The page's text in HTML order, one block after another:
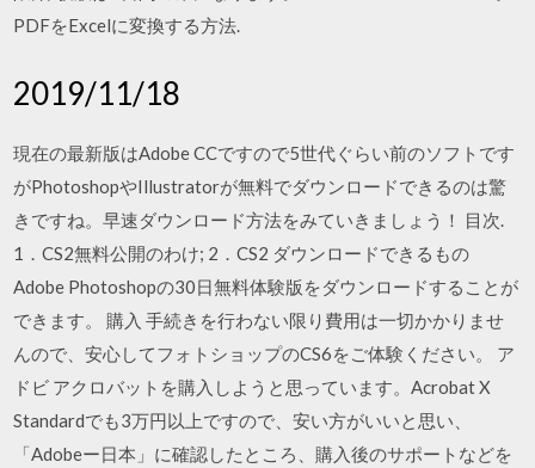
PDFをExcelに変換する方法.
2019/11/18
現在の最新版はAdobe CCですので5世代ぐらい前のソフトです
がPhotoshopやIllustratorが無料でダウンロードできるのは驚
きですね。早速ダウンロード方法をみていきましょう！ 目次.
1．CS2無料公開のわけ; 2．CS2 ダウンロードできるもの
Adobe Photoshopの30日無料体験版をダウンロードすることが
できます。 購入 手続きを行わない限り費用は一切かかりませ
んので、安心してフォトショップのCS6をご体験ください。 ア
ドビ アクロバットを購入しようと思っています。Acrobat X
Standardでも3万円以上ですので、安い方がいいと思い、
「Adobeー日本」に確認したところ、購入後のサポートなどを